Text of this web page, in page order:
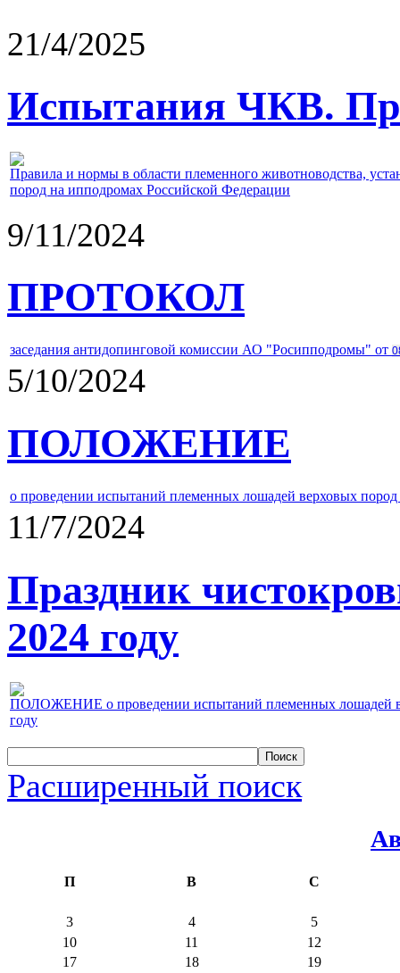
21/4/2025
Испытания ЧКВ.
Правила и нормы в области племенного животноводства,
пород на ипподромах Российской Федерации
9/11/2024
ПРОТОКОЛ
заседания антидопинговой комиссии АО "Росипподромы" от
5/10/2024
ПОЛОЖЕНИЕ
о проведении испытаний племенных лошадей верховых
11/7/2024
Праздник
2024 году
ПОЛОЖЕНИЕ о проведении испытаний племенных лошадей
году
Расширенный поиск
П В С
3 4
5
10
11
12
17
18
19